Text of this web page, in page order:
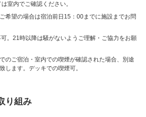
室内でご確認ください。
希望の場合は宿泊前日15：00までに施設までお問
。21時以降は騒がないようご理解・ご協力をお願
のご宿泊・室内での喫煙が確認された場合、別途
します。デッキでの喫煙可。
り組み